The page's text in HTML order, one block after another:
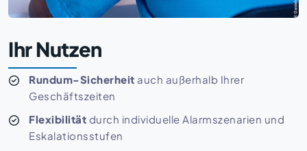
Ihr Nutzen
Rundum-Sicherheit auch außerhalb Ihrer
Geschäftszeiten
Flexibilität durch individuelle Alarmszenarien und
Eskalationsstufen